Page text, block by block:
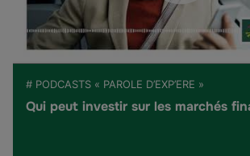
# PODCASTS « PAROLE D’EXP’ERE »
Qui peut investir sur les marchés